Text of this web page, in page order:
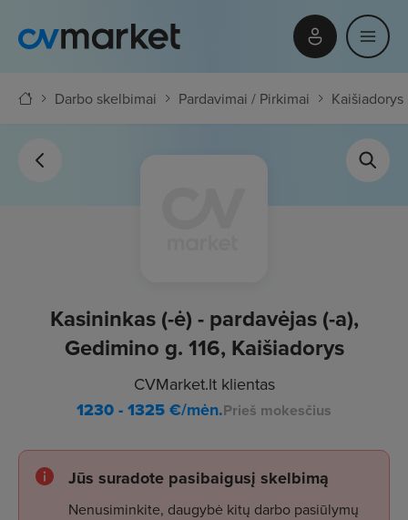
Darbo skelbimai Pardavimai / Pirkimai Kaišiadorys
Kasininkas (-ė) - pardavėjas (-a),
Gedimino g. 116, Kaišiadorys
CVMarket.lt klientas
1230 - 1325€/mėn.Prieš mokesčius
Jūs suradote pasibaigusį skelbimą
Nenusiminkite, daugybė kitų darbo pasiūlymų